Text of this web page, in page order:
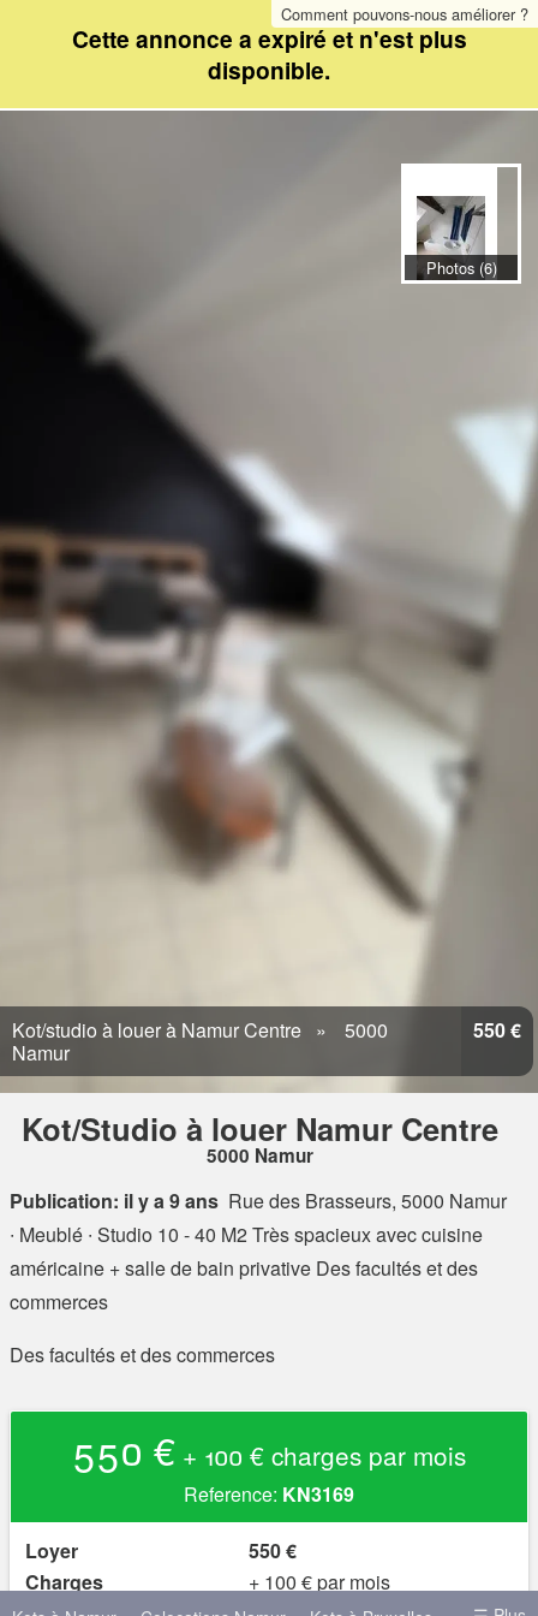
Comment pouvons-nous améliorer ?
Cette annonce a expiré et n'est plus
disponible.
Kot/studio à louer à Namur Centre
5000
Namur
550 €
Kot/Studio à louer Namur Centre
5000 Namur
Publication: il y a 9 ans Rue des Brasseurs, 5000 Namur
∙ Meublé ∙ Studio 10 - 40 M2 Très spacieux avec cuisine
américaine + salle de bain privative Des facultés et des
commerces
Des facultés et des commerces
550 € + 100 € charges par mois
Reference: KN3169
Loyer
550 €
Charges
+ 100 € par mois